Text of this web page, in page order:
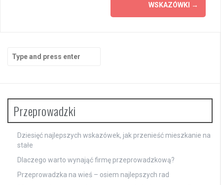
WSKAZÓWKI
→
Search
for:
Przeprowadzki
Dziesięć najlepszych wskazówek, jak przenieść mieszkanie na
stałe
Dlaczego warto wynająć firmę przeprowadzkową?
Przeprowadzka na wieś – osiem najlepszych rad